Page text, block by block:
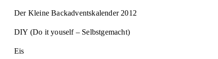
Der Kleine Backadventskalender 2012
DIY (Do it youself – Selbstgemacht)
Eis